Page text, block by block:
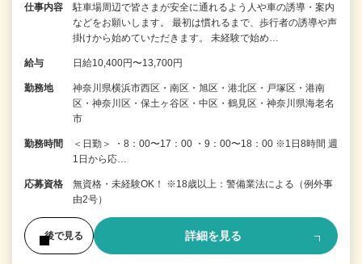
仕事内容
駐車場周辺で皆さまが安全に通れるよう人や車の誘導・案内
などをお願いします。 最初は慣れるまで、歩行者の誘導や声
掛けから始めていただきます。 未経験で始め…
給与 日給10,400円〜13,700円
勤務地
神奈川県横浜市西区・南区・旭区・港北区・戸塚区・港南
区・神奈川区・保土ヶ谷区・中区・鶴見区・神奈川県海老名
市
勤務時間
＜日勤＞ ・8：00〜17：00 ・9：00〜18：00 ※1日8時間 週
1日から応…
応募資格
無資格・未経験OK！ ※18歳以上：警備業法による（例外事
由2号）
後で見る 詳細を見る